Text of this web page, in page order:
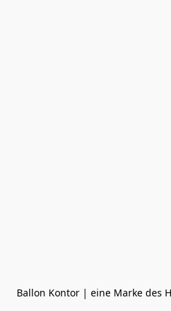
Ballon Kontor | eine Marke des